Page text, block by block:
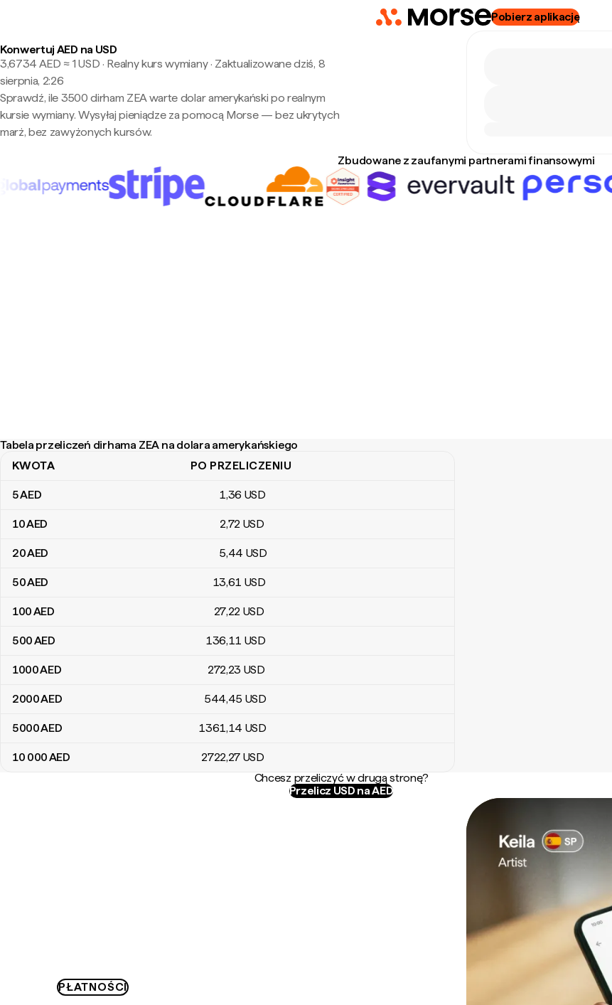
Pobierz aplikację
Konwertuj AED na USD
3,6734 AED ≈ 1 USD · Realny kurs wymiany· Zaktualizowane dziś, 8
sierpnia, 2:26
Sprawdź, ile 3500 dirham ZEA warte dolar amerykański po realnym
kursie wymiany. Wysyłaj pieniądze za pomocą Morse — bez ukrytych
marż, bez zawyżonych kursów.
Zbudowane z zaufanymi partnerami finansowymi
Tabela przeliczeń dirhama ZEA na dolara amerykańskiego
Tabela przeliczeń dirhama ZEA na dolara amerykańskiego
KWOTA PO PRZELICZENIU
5AED 1,36 USD
10AED 2,72 USD
20AED 5,44 USD
50AED 13,61 USD
100AED 27,22 USD
500AED 136,11 USD
1000AED 272,23 USD
2000AED 544,45 USD
5000AED 1361,14 USD
10 000AED 2722,27 USD
Chcesz przeliczyć w drugą stronę?
Przelicz USD na AED
PŁATNOŚCI